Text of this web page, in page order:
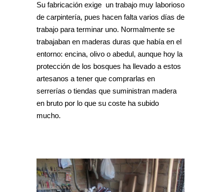
Su fabricación exige un trabajo muy laborioso
de carpintería, pues hacen falta varios días de
trabajo para terminar uno. Normalmente se
trabajaban en maderas duras que había en el
entorno: encina, olivo o abedul, aunque hoy la
protección de los bosques ha llevado a estos
artesanos a tener que comprarlas en
serrerías o tiendas que suministran madera
en bruto por lo que su coste ha subido
mucho.